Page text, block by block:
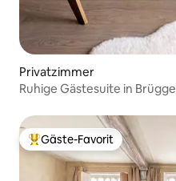
Privatzimmer
Ruhige Gästesuite in Brügge
Beliebter Gäste-Favorit.
Gäste-Favorit